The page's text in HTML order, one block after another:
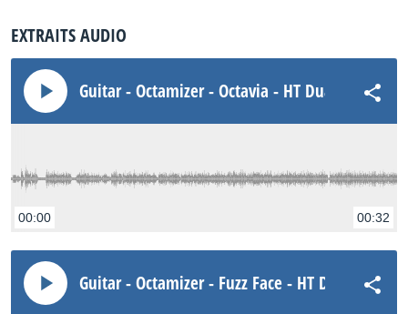
EXTRAITS AUDIO
Guitar - Octamizer - Octavia - HT Dual
00:00 00:32
Guitar - Octamizer - Fuzz Face - HT Dual ch1